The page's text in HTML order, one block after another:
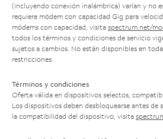
(incluyendo conexión inalámbrica) varían y no
requiere módem con capacidad Gig para
módems con capacidad, visita spectrum.net/
todos los términos y condiciones de servicio
sujetos a cambios. No están disponibles en
restricciones.
Términos y condiciones
Oferta válida en dispositivos selectos,
Los dispositivos deben desbloquearse antes de
la compatibilidad del dispositivo, visita